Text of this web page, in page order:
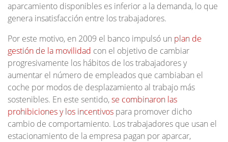
aparcamiento disponibles es inferior a la demanda, lo que
genera insatisfacción entre los trabajadores.
Por este motivo, en 2009 el banco impulsó un plan de
gestión de la movilidad con el objetivo de cambiar
progresivamente los hábitos de los trabajadores y
aumentar el número de empleados que cambiaban el
coche por modos de desplazamiento al trabajo más
sostenibles. En este sentido,se combinaron las
prohibiciones y los incentivos para promover dicho
cambio de comportamiento. Los trabajadores que usan el
estacionamiento de la empresa pagan por aparcar,